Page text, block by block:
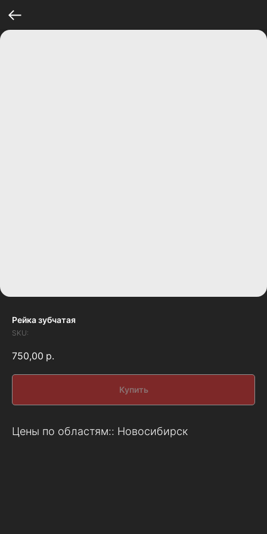
Рейка зубчатая
SKU:
750,00 р.
Купить
Цены по областям:: Новосибирск